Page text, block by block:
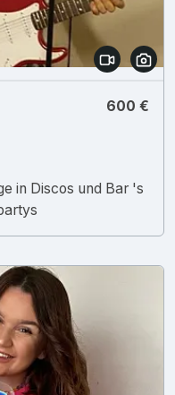
600 €
in Discos und Bar 's